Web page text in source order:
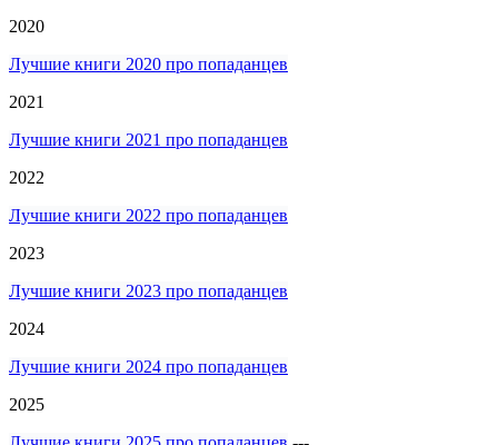
2020
Лучшие книги 2020 про попаданцев
2021
Лучшие книги 2021 про попаданцев
2022
Лучшие книги 2022 про попаданцев
2023
Лучшие книги 2023 про попаданцев
2024
Лучшие книги 2024 про попаданцев
2025